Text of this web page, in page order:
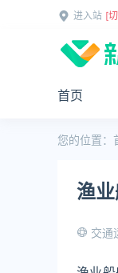
进入站 [
首页
您的位置：
渔
交通